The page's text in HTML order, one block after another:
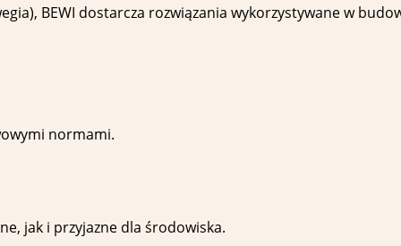
BEWI dostarcza rozwiązania wykorzystywane w
normami.
jak i przyjazne dla środowiska.